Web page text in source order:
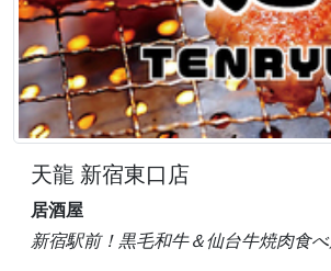
天龍 新宿東口店
居酒屋
新宿駅前！黒毛和牛＆仙台牛焼肉食べ